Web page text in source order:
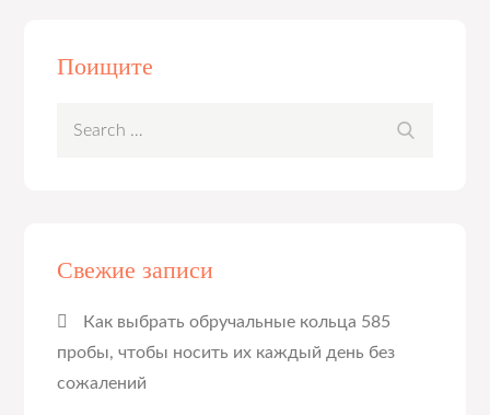
Поищите
Свежие записи
Как выбрать обручальные кольца 585
пробы, чтобы носить их каждый день без
сожалений